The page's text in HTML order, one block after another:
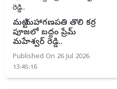
మట్టి మహాగణపతి తొలి కర్ర
పూజలో బద్దం ప్రేమ్
మహేశ్వర్ రెడ్డి..
Published On 26 Jul 2026
13:45:16